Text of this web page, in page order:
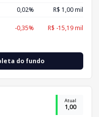
0,02%
R$ 1,00 mil
-0,35% R$ -15,19 mil
do fundo
Atual
1,00